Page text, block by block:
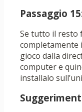
Passaggio
Se tutto il resto
completamente
gioco dalla
computer e
installalo